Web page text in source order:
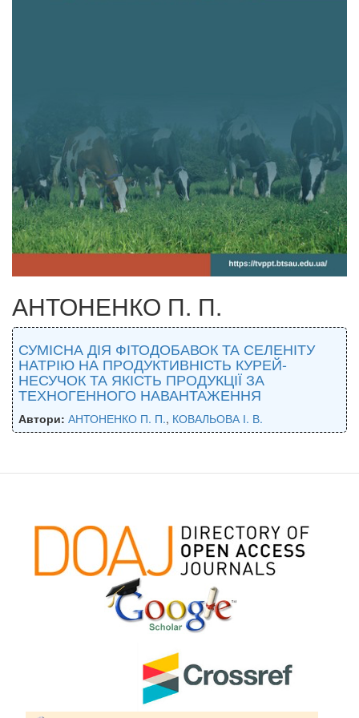
АНТОНЕНКО П. П.
СУМІСНА ДІЯ ФІТОДОБАВОК ТА СЕЛЕНІТУ
НАТРІЮ НА ПРОДУКТИВНІСТЬ КУРЕЙ-
НЕСУЧОК ТА ЯКІСТЬ ПРОДУКЦІЇ ЗА
ТЕХНОГЕННОГО НАВАНТАЖЕННЯ
Автори: АНТОНЕНКО П. П., КОВАЛЬОВА І. В.